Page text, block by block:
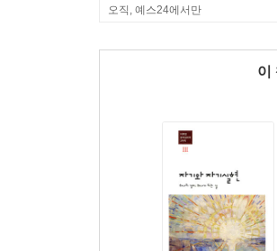
오직, 예스24에서만
이